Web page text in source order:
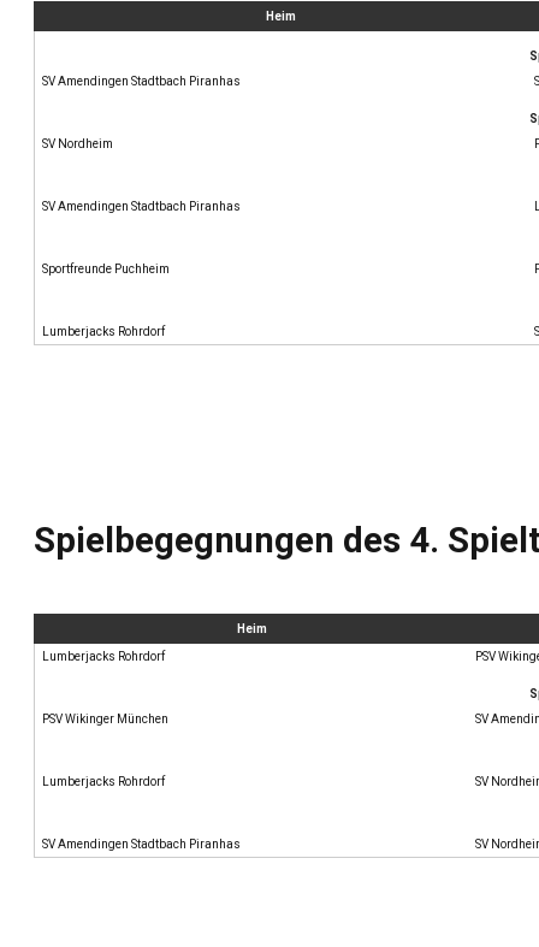
Heim
SV Amendingen Stadtbach Piranhas
SV Nordheim
SV Amendingen Stadtbach Piranhas
Sportfreunde Puchheim
Lumberjacks Rohrdorf
Spielbegegnungen des 4.
Heim
Lumberjacks Rohrdorf PSV
PSV Wikinger München
SV
Lumberjacks Rohrdorf SV
SV Amendingen Stadtbach Piranhas SV